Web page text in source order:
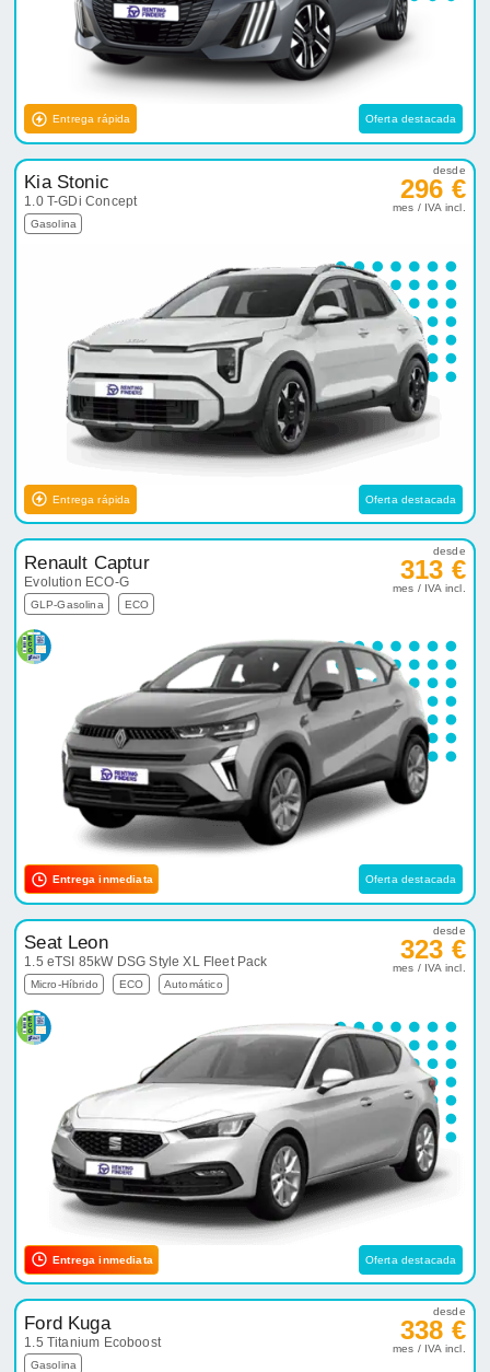
Entrega rápida Oferta destacada
Kia Stonic
1.0 T-GDi Concept
Gasolina
desde
296 €
mes / IVA incl.
Entrega rápida Oferta destacada
Renault Captur
Evolution ECO-G
GLP-Gasolina ECO
desde
313 €
mes / IVA incl.
Entrega inmediata Oferta destacada
Seat Leon
1.5 eTSI 85kW DSG Style XL Fleet Pack
Micro-Híbrido ECO Automático
desde
323 €
mes / IVA incl.
Entrega inmediata Oferta destacada
Ford Kuga
1.5 Titanium Ecoboost
Gasolina
desde
338 €
mes / IVA incl.